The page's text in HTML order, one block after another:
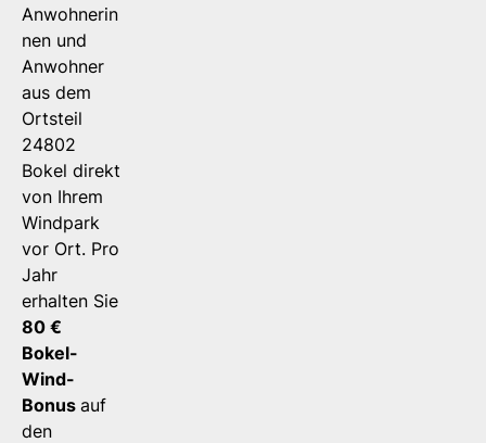
Anwohnerin
nen und
Anwohner
aus dem
Ortsteil
24802
Bokel direkt
von Ihrem
Windpark
vor Ort. Pro
Jahr
erhalten Sie
80 €
Bokel-
Wind-
Bonus auf
den